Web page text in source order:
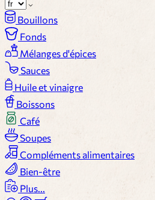
Bouillons
Fonds
Mélanges d'épices
Sauces
Huile et vinaigre
Boissons
Café
Soupes
Compléments alimentaires
Bien-être
Plus...